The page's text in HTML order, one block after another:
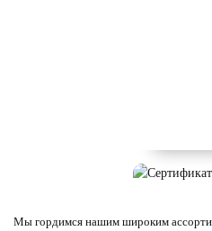
Мы гордимся нашим широким